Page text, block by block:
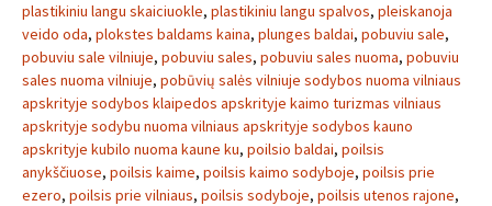
plastikiniu langu skaiciuokle, plastikiniu langu spalvos, pleiskanoja
veido oda, plokstes baldams kaina, plunges baldai, pobuviu sale,
pobuviu sale vilniuje, pobuviu sales, pobuviu sales nuoma, pobuviu
sales nuoma vilniuje, pobūvių salės vilniuje sodybos nuoma vilniaus
apskrityje sodybos klaipedos apskrityje kaimo turizmas vilniaus
apskrityje sodybu nuoma vilniaus apskrityje sodybos kauno
apskrityje kubilo nuoma kaune ku, poilsio baldai, poilsis
anykščiuose, poilsis kaime, poilsis kaimo sodyboje, poilsis prie
ezero, poilsis prie vilniaus, poilsis sodyboje, poilsis utenos rajone,